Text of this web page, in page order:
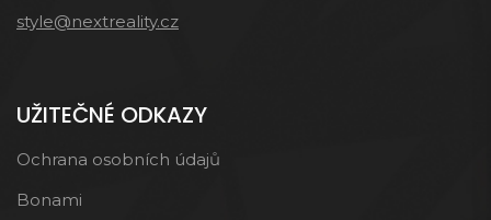
style@nextreality.cz
UŽITEČNÉ ODKAZY
Ochrana osobních údajů
Bonami